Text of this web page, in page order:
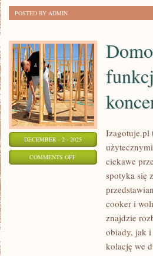
CIEKAWOSTKI
KULINARNE
POSTED BY ADMIN
DECEMBER - 2 - 2025
COMMENTS OFFON
FUNKCJONALNA
Izagotuje.pl
ciekawe
spotyka się
cooker i
znajdzie
obiady, jak i
kolację we